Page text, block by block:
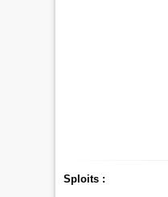
Sploits :